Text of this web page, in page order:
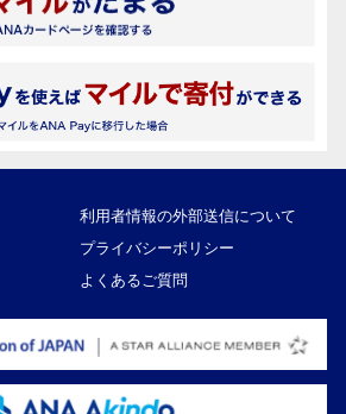
利用者情報の外部送信について
プライバシーポリシー
よくあるご質問